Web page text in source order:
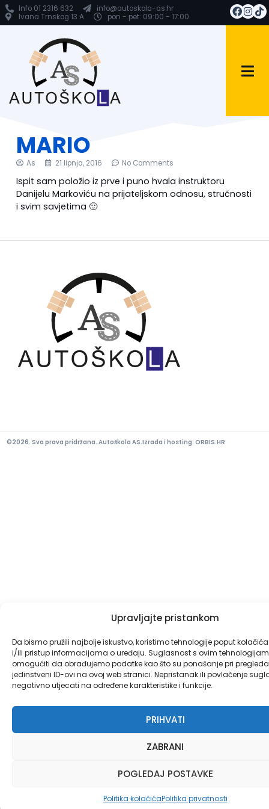
Upravljajte pristankom
Da bismo pružili najbolje iskustvo, koristimo tehnologije poput
i/ili pristup informacijama o uređaju. Suglasnost s ovim
omogućiti da obrađujemo podatke kao što su ponašanje pri
jedinstveni ID-ovi na ovoj web stranici. Nepristanak ili povlačenje
negativno utjecati na određene karakteristike i funkcije.
PRIHVATI
ZABRANI
POGLEDAJ POSTAVKE
Politika kolačićaPolitika privatnosti
Info 01 2316 632
info@autoskola-as.hr
Ivana Trnskog 13 A
pon - pet: 09:00 - 17:00
MARIO
As 21 lipnja, 2016 No Comments
Ispit sam položio iz prve i puno hvala instruktoru
Danijelu Markoviću na prijateljskom odnosu, stručnosti
i svim savjetima 🙂
©2026. Sva prava pridržana. Autoškola AS.Izrada i hosting: ORBIS.HR